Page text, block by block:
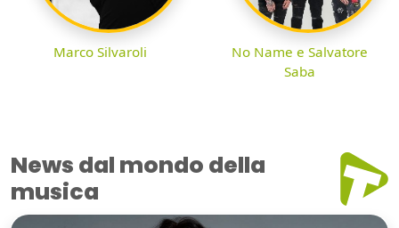
Marco Silvaroli
No Name e Salvatore
Saba
News dal mondo della
musica